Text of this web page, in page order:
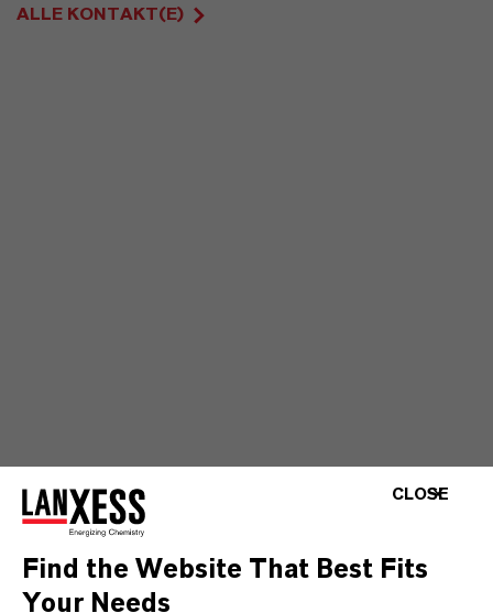
ALLE KONTAKT(E)
CLOSE
Find the Website That Best Fits
Your Needs